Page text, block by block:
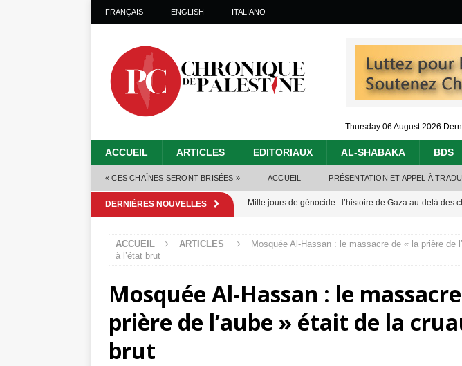
FRANÇAIS ENGLISH ITALIANO
Thursday 06 August 2026
ACCUEIL ARTICLES EDITORIAUX AL-SHABAKA BDS
« CES CHAÎNES SERONT BRISÉES » ACCUEIL PRÉSENTATION ET APPEL À
DERNIÈRES NOUVELLES Mille jours de génocide : l’histoire de Gaza au-delà des
Alors que Trump annonce un « accord de paix » à
Les Israéliens se servent de la Cisjordanie comme
toxiques[ 3 août 2026 ]
ACCUEIL ARTICLES
Mosquée Al-Hassan : le massacre de « la prière de
à l’état brut
Mosquée Al-Hassan : le
prière de l’aube » était de la
brut